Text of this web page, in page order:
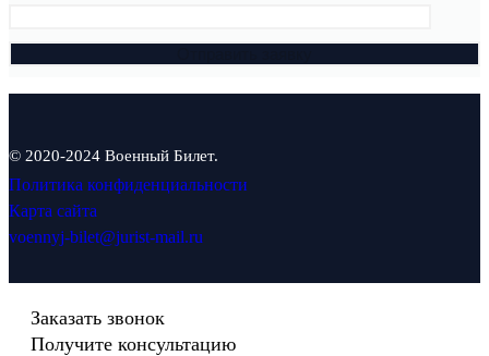
© 2020-2024 Военный Билет.
Политика конфиденциальности
Карта сайта
voennyj-bilet@jurist-mail.ru
Заказать звонок
Получите консультацию